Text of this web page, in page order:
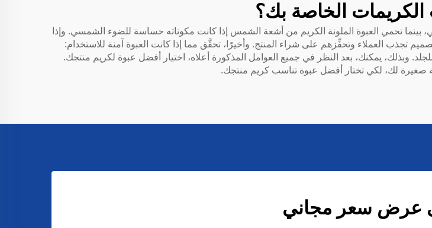
الكريمات الخاصة بك؟
بينما تحمي العبوة الملونة الكريم من أشعة الشمس إذا كانت مكوناته حساسة للضوء الشمسي. وإذا
تجذب العملاء وتحفِّزهم على شراء المنتج. وأخيرًا، تحقَّق مما إذا كانت العبوة آمنة للاستخدام:
وبذلك، يمكنك، بعد النظر في جميع العوامل المذكورة أعلاه، اختيار أفضل عبوة لكريم منتجك.
صغيرة لك، لكي تختار أفضل عبوة تناسب كريم منتجك.
عرض سعر مجاني